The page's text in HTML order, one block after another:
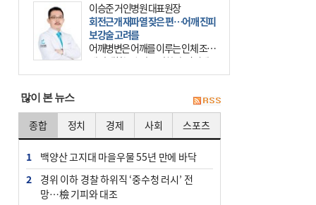
이승준 거인병원 대표원장
회전근개 재파열 잦은 편…어깨 진피
보강술 고려를
어깨병변은 어깨를 이루는 인체 조직
에 발생하는 손상을 말한다. 여기에
는 오십견과 회전근개 증후군, 어깨
많이 본 뉴스
종합 정치 경제 사회 스포츠
1
백양산 고지대 마을우물 55년 만에 바닥
2
경위 이하 경찰 하위직 ‘중수청 러시’ 전
망…檢 기피와 대조